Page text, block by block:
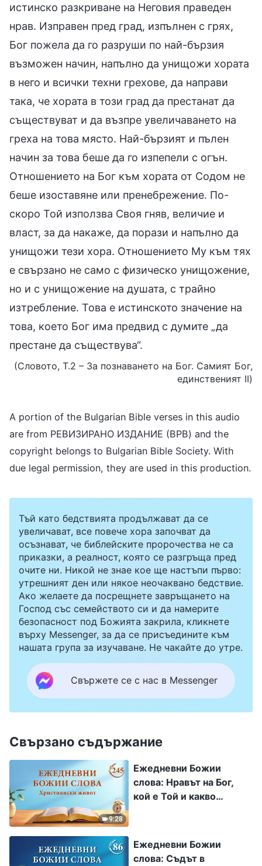
истинско разкриване на Неговия праведен
нрав. Изправен пред град, изпълнен с грях,
Бог пожела да го разруши по най-бързия
възможен начин, напълно да унищожи хората
в него и всички техни грехове, да направи
така, че хората в този град да престанат да
съществуват и да възпре увеличаването на
греха на това място. Най-бързият и пълен
начин за това беше да го изпепели с огън.
Отношението на Бог към хората от Содом не
беше изоставяне или пренебрежение. По-
скоро Той използва Своя гняв, величие и
власт, за да накаже, да порази и напълно да
унищожи тези хора. Отношението Му към тях
е свързано не само с физическо унищожение,
но и с унищожение на душата, с трайно
изтребление. Това е истинското значение на
това, което Бог има предвид с думите „да
престане да съществува“.
(Словото, Т.2 – За познаването на Бог. Самият Бог,
единственият II)
A portion of the Bulgarian Bible verses in this audio
are from РЕВИЗИРАНО ИЗДАНИЕ (BPB) and the
copyright belongs to Bulgarian Bible Society. With
due legal permission, they are used in this production.
Тъй като бедствията продължават да се
увеличават, все повече хора започват да
осъзнават, че библейските пророчества не са
приказки, а реалност, която се разгръща пред
очите ни. Никой не знае кое ще настъпи първо:
утрешният ден или някое неочаквано бедствие.
Ако желаете да посрещнете завръщането на
Господ със семейството си и да намерите
безопасност под Божията закрила, кликнете
върху Messenger, за да се присъедините към
нашата група за изучаване. Не чакайте до утре.
Свържете се с нас в Messenger
Свързано съдържание
9:28
Ежедневни Божии
слова: Нравът на Бог,
кой е Той и какво
Ежедневни Божии
слова: Съдът в